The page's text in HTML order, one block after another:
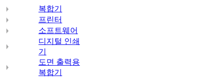
복합기
프린터
소프트웨어
디지털 인쇄
기
도면 출력용
복합기